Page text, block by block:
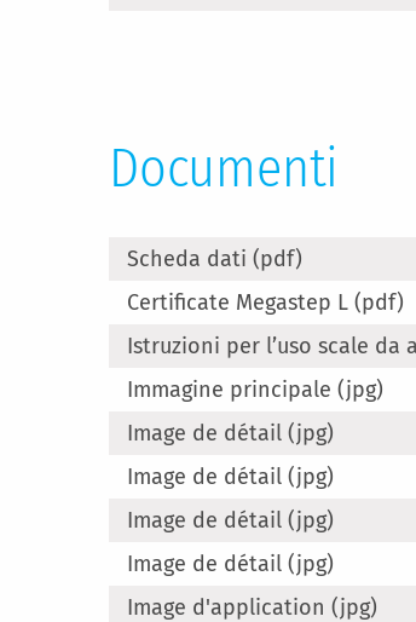
Documenti
Scheda dati (pdf)
Certificate Megastep L (pdf)
Istruzioni per l’uso scale da
Immagine principale (jpg)
Image de détail (jpg)
Image de détail (jpg)
Image de détail (jpg)
Image de détail (jpg)
Image d'application (jpg)